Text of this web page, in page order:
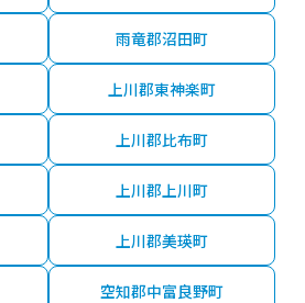
雨竜郡沼田町
上川郡東神楽町
上川郡比布町
上川郡上川町
上川郡美瑛町
空知郡中富良野町